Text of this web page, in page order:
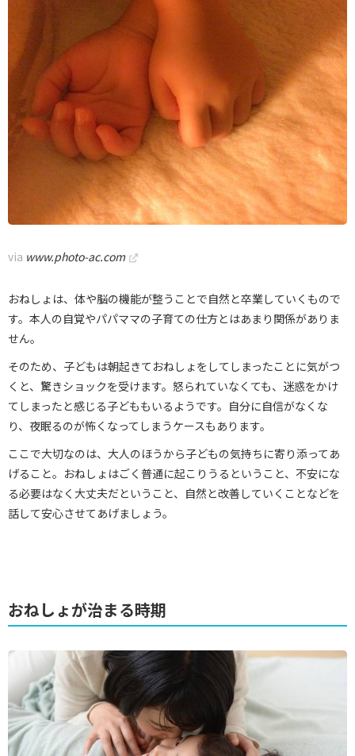
via www.photo-ac.com
おねしょは、体や脳の機能が整うことで自然と卒業していくもので
す。本人の自覚やパパママの子育ての仕方とはあまり関係がありま
せん。
そのため、子どもは朝起きておねしょをしてしまったことに気がつ
くと、驚きショックを受けます。怒られていなくても、迷惑をかけ
てしまったと感じる子どももいるようです。自分に自信がなくな
り、夜眠るのが怖くなってしまうケースもあります。
ここで大切なのは、大人のほうから子どもの気持ちに寄り添ってあ
げること。おねしょはごく普通に起こりうるということ、不安にな
る必要はなく大丈夫だということ、自然と改善していくことなどを
話して安心させてあげましょう。
おねしょが治まる時期